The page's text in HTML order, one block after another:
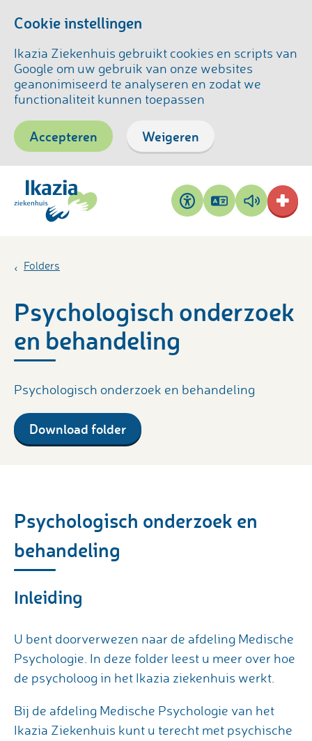
Cookie instellingen
Ikazia Ziekenhuis gebruikt cookies en scripts van
Google om uw gebruik van onze websites
geanonimiseerd te analyseren en zodat we
functionaliteit kunnen toepassen
Accepteren Weigeren
Toegankelijkheid
Pagina
vertalen
Pagina
voorlezen
Folders
Psychologisch onderzoek
en behandeling
Psychologisch onderzoek en behandeling
Download folder
Psychologisch onderzoek en
behandeling
Inleiding
U bent doorverwezen naar de afdeling Medische
Psychologie. In deze folder leest u meer over hoe
de psycholoog in het Ikazia ziekenhuis werkt.
Bij de afdeling Medische Psychologie van het
Ikazia Ziekenhuis kunt u terecht met psychische